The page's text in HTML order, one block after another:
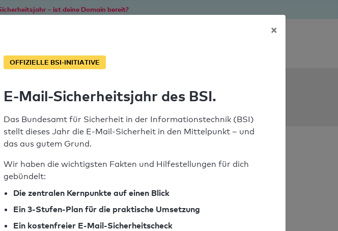
– ist deine Domain bereit?
Fehler
×
OFFIZIELLE BSI-INITIATIVE
E-Mail-Sicherheitsjahr des BSI.
Das Bundesamt für Sicherheit in der Informationstechnik (BSI)
stellt dieses Jahr die E-Mail-Sicherheit in den Mittelpunkt – und
das aus gutem Grund.
Wir haben die wichtigsten Fakten und Hilfestellungen für dich
gebündelt:
Die zentralen Kernpunkte auf einen Blick
Ein 3-Stufen-Plan für die praktische Umsetzung
Ein kostenfreier E-Mail-Sicherheitscheck